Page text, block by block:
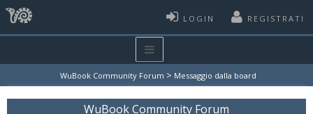
LOGIN REGISTRATI
WuBook Community Forum > Messaggio dalla board
WuBook Community Forum